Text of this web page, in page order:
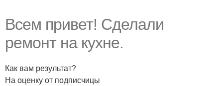
Всем привет! Сделали
ремонт на кухне.
Как вам результат?
На оценку от подписчицы